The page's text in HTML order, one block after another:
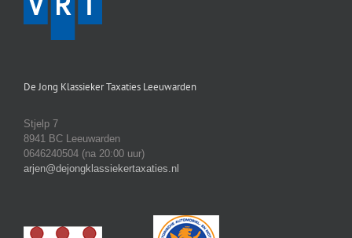
De Jong Klassieker Taxaties Leeuwarden
Stjelp 7
8941 BC Leeuwarden
0646240504 (na 20:00 uur)
arjen@dejongklassiekertaxaties.nl